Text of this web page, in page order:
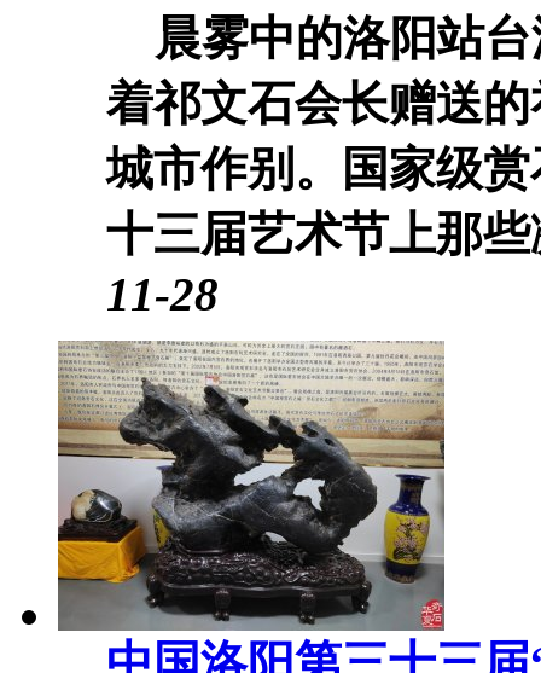
晨雾中的洛阳站台
着祁文石会长赠送
城市作别。国家级
十三届艺术节上那
11-28
中国洛阳第三十三